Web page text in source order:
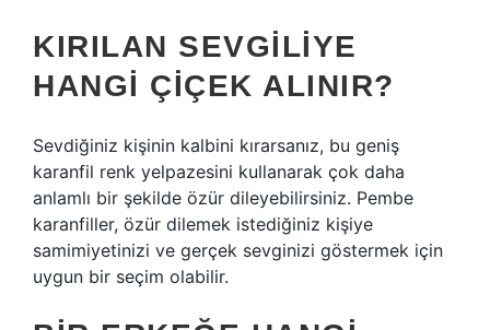
KIRILAN SEVGILIYE
HANGI ÇIÇEK ALINIR?
Sevdiğiniz kişinin kalbini kırarsanız, bu geniş
karanfil renk yelpazesini kullanarak çok daha
anlamlı bir şekilde özür dileyebilirsiniz. Pembe
karanfiller, özür dilemek istediğiniz kişiye
samimiyetinizi ve gerçek sevginizi göstermek için
uygun bir seçim olabilir.